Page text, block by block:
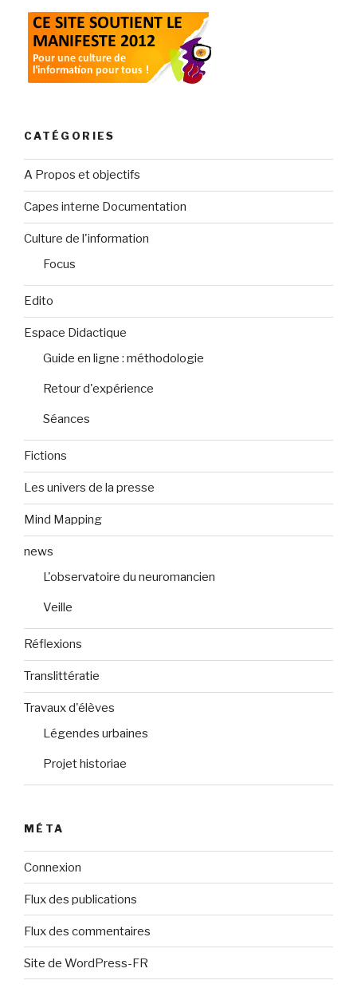
CATÉGORIES
A Propos et objectifs
Capes interne Documentation
Culture de l'information
Focus
Edito
Espace Didactique
Guide en ligne : méthodologie
Retour d'expérience
Séances
Fictions
Les univers de la presse
Mind Mapping
news
L'observatoire du neuromancien
Veille
Réflexions
Translittératie
Travaux d'élèves
Légendes urbaines
Projet historiae
MÉTA
Connexion
Flux des publications
Flux des commentaires
Site de WordPress-FR